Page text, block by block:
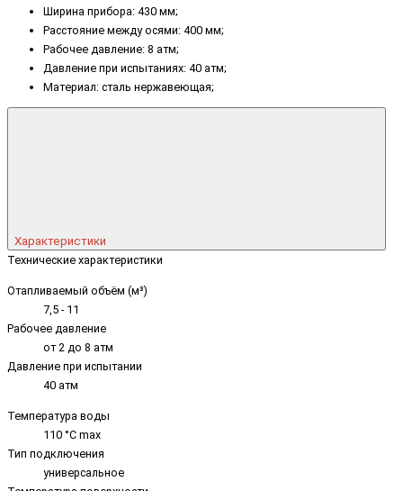
Ширина прибора: 430 мм;
Расстояние между осями: 400 мм;
Рабочее давление: 8 атм;
Давление при испытаниях: 40 атм;
Материал: сталь нержавеющая;
Характеристики
Технические характеристики
Отапливаемый объём (м³)
7,5 - 11
Рабочее давление
от 2 до 8 атм
Давление при испытании
40 атм
Температура воды
110 °C max
Тип подключения
универсальное